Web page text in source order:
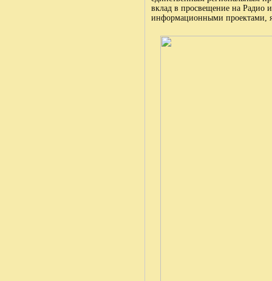
вклад в просвещение на Радио
информационными проектами,